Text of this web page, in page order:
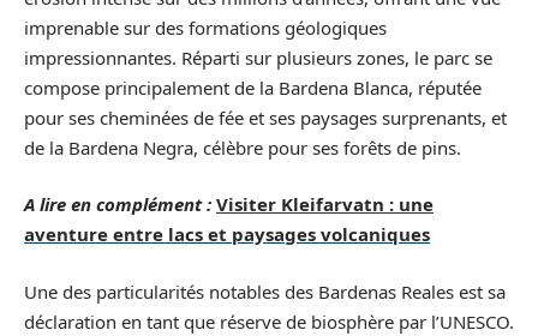
imprenable sur des formations géologiques
impressionnantes. Réparti sur plusieurs zones, le parc se
compose principalement de la Bardena Blanca, réputée
pour ses cheminées de fée et ses paysages surprenants, et
de la Bardena Negra, célèbre pour ses forêts de pins.
A lire en complément : Visiter Kleifarvatn : une
aventure entre lacs et paysages volcaniques
Une des particularités notables des Bardenas Reales est sa
déclaration en tant que réserve de biosphère par l’UNESCO.